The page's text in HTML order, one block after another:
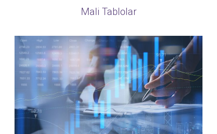
Mali Tablolar